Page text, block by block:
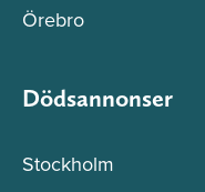
Örebro
Dödsannonser
Stockholm